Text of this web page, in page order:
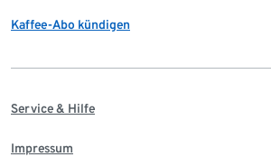
Kaffee-Abo kündigen
Service & Hilfe
Impressum